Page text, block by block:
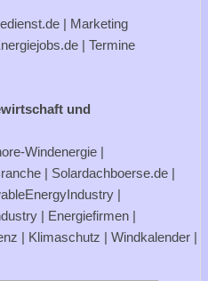
| Marketing
| Termine
und
Windenergie |
| Solardachboerse.de |
|
| Energiefirmen |
| Klimaschutz | Windkalender |